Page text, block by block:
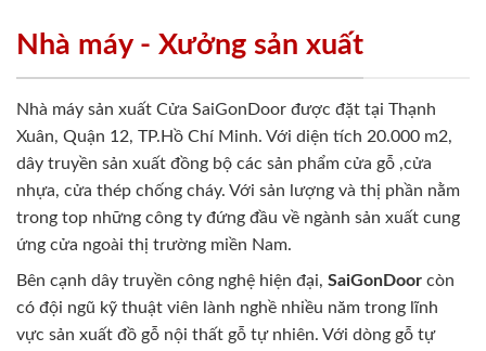
Nhà máy - Xưởng sản xuất
Nhà máy sản xuất Cửa SaiGonDoor được đặt tại Thạnh
Xuân, Quận 12, TP.Hồ Chí Minh. Với diện tích 20.000 m2,
dây truyền sản xuất đồng bộ các sản phẩm cửa gỗ ,cửa
nhựa, cửa thép chống cháy. Với sản lượng và thị phần nằm
trong top những công ty đứng đầu về ngành sản xuất cung
ứng cửa ngoài thị trường miền Nam.
Bên cạnh dây truyền công nghệ hiện đại, SaiGonDoor còn
có đội ngũ kỹ thuật viên lành nghề nhiều năm trong lĩnh
vực sản xuất đồ gỗ nội thất gỗ tự nhiên. Với dòng gỗ tự